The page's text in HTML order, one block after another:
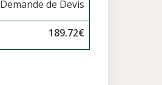
Demande de Devis
189.72€